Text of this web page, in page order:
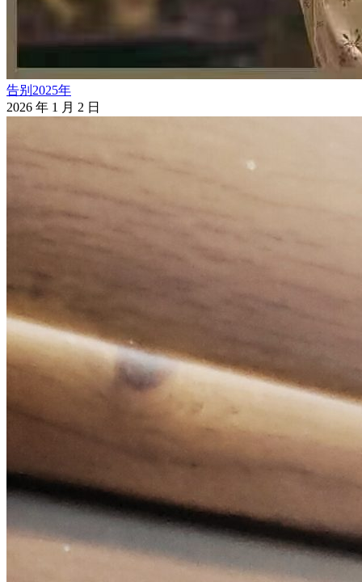
告别2025年
2026 年 1 月 2 日